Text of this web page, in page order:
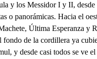
y los Messidor I y II, desde
o panorámicas. Hacia el
Última Esperanza y
de la cordillera ya
y desde casi todos se ve